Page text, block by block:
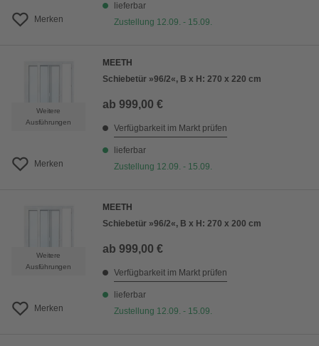
Merken
lieferbar
Zustellung 12.09. - 15.09.
Weitere
Ausführungen
Merken
MEETH
Schiebetür »96/2«, B x H: 270 x 220 cm
ab 999,00 €
Verfügbarkeit im Markt prüfen
lieferbar
Zustellung 12.09. - 15.09.
Weitere
Ausführungen
Merken
MEETH
Schiebetür »96/2«, B x H: 270 x 200 cm
ab 999,00 €
Verfügbarkeit im Markt prüfen
lieferbar
Zustellung 12.09. - 15.09.